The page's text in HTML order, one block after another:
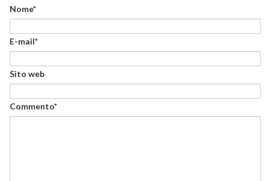
Nome*
E-mail*
Sito web
Commento*